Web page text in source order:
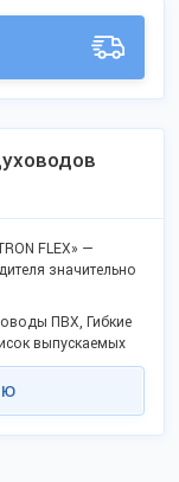
FLEX» —
значительно
ПВХ, Гибкие
выпускаемых
посредников.